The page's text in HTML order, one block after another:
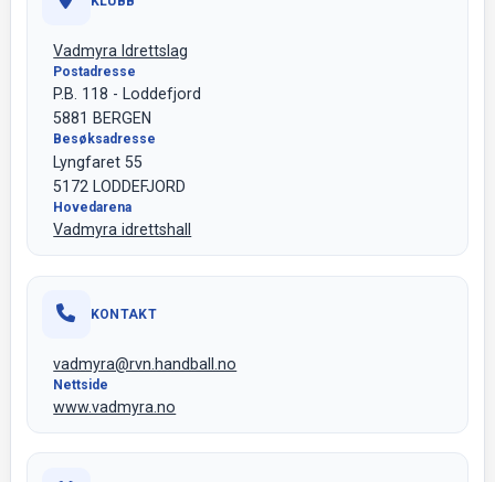
Vadmyra Idrettslag
Postadresse
P.B. 118 - Loddefjord
5881 BERGEN
Besøksadresse
Lyngfaret 55
5172 LODDEFJORD
Hovedarena
Vadmyra idrettshall
KONTAKT
vadmyra@rvn.handball.no
Nettside
www.vadmyra.no